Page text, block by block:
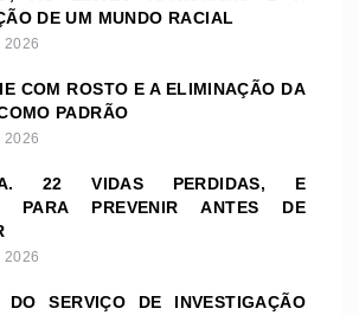
DE UM MUNDO RACIAL
2026
COM ROSTO E A ELIMINAÇÃO DA
PADRÃO
2026
22 VIDAS PERDIDAS, E
PARA PREVENIR ANTES DE
2026
DO SERVIÇO DE INVESTIGAÇÃO